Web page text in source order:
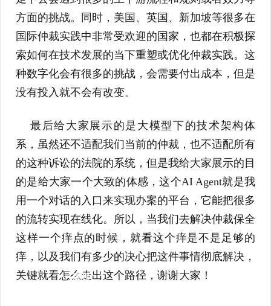
方面的挑战。同时，美国、英国、新加坡等很多在
国际仲裁实践中非常受欢迎的国家，也都在积极探
索如何在技术发展的当下重塑或优化仲裁实践。这
种数字化会有很多的挑战，会需要付出成本，但是
没有投入就不会有改变。
最后给大家展示的是大模型下的技术架构体
系，虽然还不适配我们当前的仲裁，也不适配所有
的这种诉讼的法院的系统，但是我给大家展示的目
的是给大家一个大致的体感，这个AI Agent就是我
用一个对话的入口来实现办案的平台，它能把很多
的流转实现在线化。所以，当我们去解决仲裁保全
这样一个痒点的时候，就看这个痒是不是足够的
痒，以及我们有多少的决心把这件事情彻底解决，
关键就看怎么走出这个路径，谢谢大家！
版权